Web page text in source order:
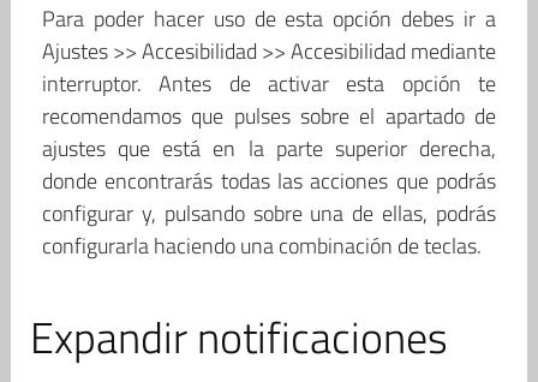
Para poder hacer uso de esta opción debes ir a
Ajustes >> Accesibilidad >> Accesibilidad mediante
interruptor. Antes de activar esta opción te
recomendamos que pulses sobre el apartado de
ajustes que está en la parte superior derecha,
donde encontrarás todas las acciones que podrás
configurar y, pulsando sobre una de ellas, podrás
configurarla haciendo una combinación de teclas.
Expandir notificaciones